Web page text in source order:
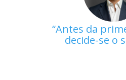
Antes da
decide-se o